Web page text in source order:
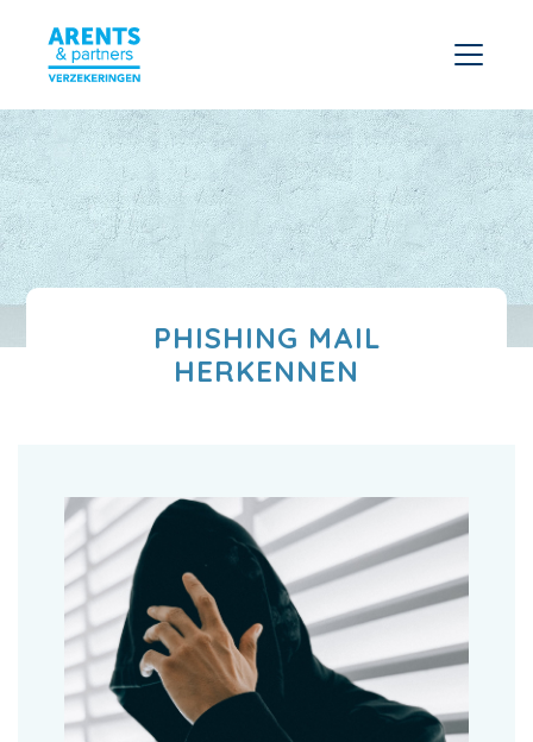
PHISHING MAIL
HERKENNEN